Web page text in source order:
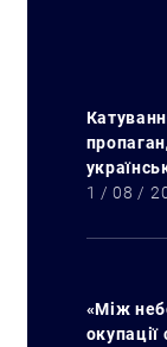
1 / 08 /
«Між
окупації